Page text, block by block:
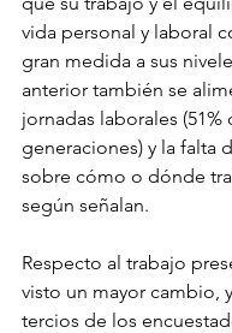
vida personal y laboral
gran medida a sus
anterior también se
jornadas laborales (51%
generaciones) y la falta
sobre cómo o dónde
según señalan.
Respecto al trabajo
visto un mayor cambio,
tercios de los